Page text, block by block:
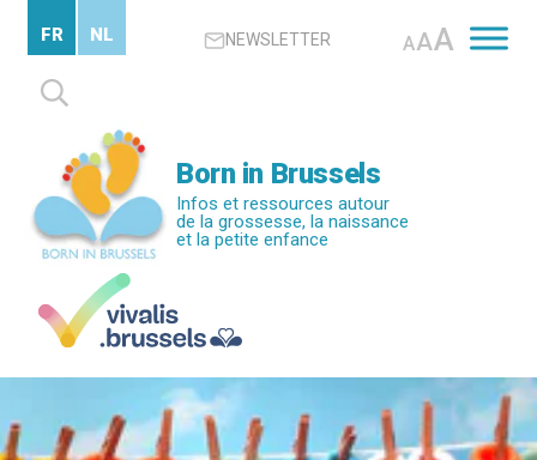
contenu
principal
NEWSLETTER AAA
Rechercher :
FR NL
Born in Brussels
Infos et ressources autour
de la grossesse, la naissance
et la petite enfance